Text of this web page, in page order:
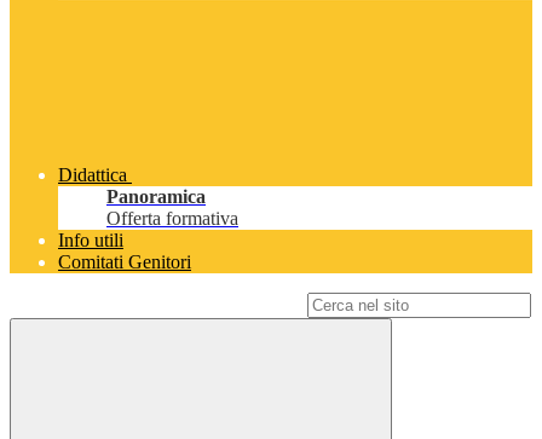
Didattica
Panoramica
Offerta formativa
Info utili
Comitati Genitori